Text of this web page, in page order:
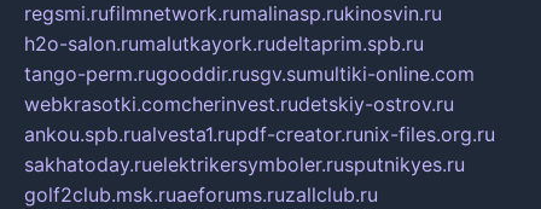
regsmi.rufilmnetwork.rumalinasp.rukinosvin.ru
h2o-salon.rumalutkayork.rudeltaprim.spb.ru
tango-perm.rugooddir.rusgv.sumultiki-online.com
webkrasotki.comcherinvest.rudetskiy-ostrov.ru
ankou.spb.rualvesta1.rupdf-creator.runix-files.org.ru
sakhatoday.ruelektrikersymboler.rusputnikyes.ru
golf2club.msk.ruaeforums.ruzallclub.ru